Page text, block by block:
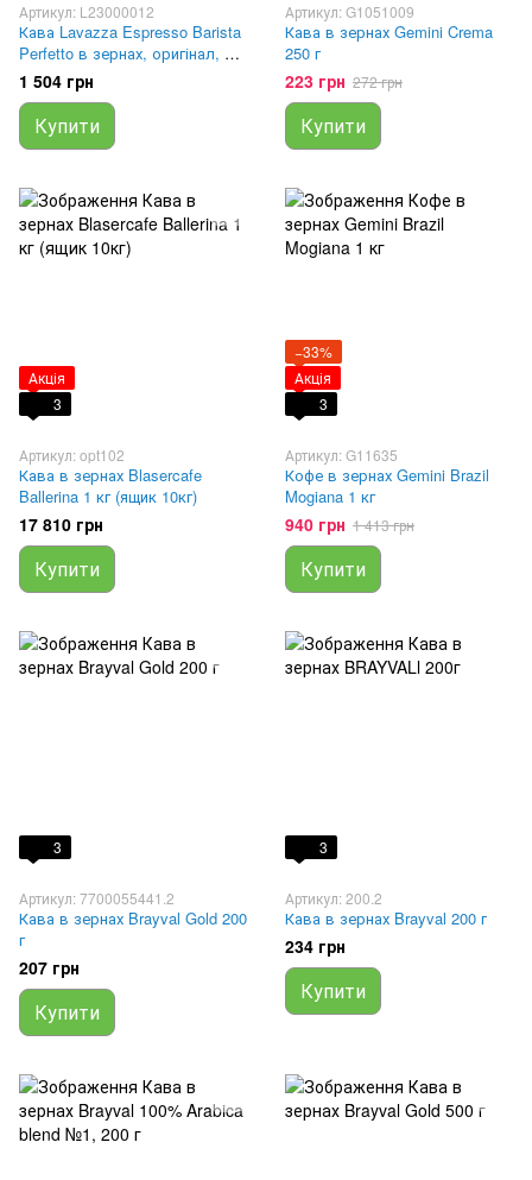
Артикул: L23000012
Кава Lavazza Espresso Barista
Perfetto в зернах, оригінал, 1
кг
1 504 грн
Купити
Артикул: G1051009
Кава в зернах Gemini Crema
250 г
223 грн 272 грн
Купити
Акція
3
Артикул: opt102
Кава в зернах Blasercafe
Ballerina 1 кг (ящик 10кг)
17 810 грн
Купити
−33%
Акція
3
Артикул: G11635
Кофе в зернах Gemini Brazil
Mogiana 1 кг
940 грн 1 413 грн
Купити
3
Артикул: 7700055441.2
Кава в зернах Brayval Gold 200
г
207 грн
Купити
3
Артикул: 200.2
Кава в зернах Brayval 200 г
234 грн
Купити